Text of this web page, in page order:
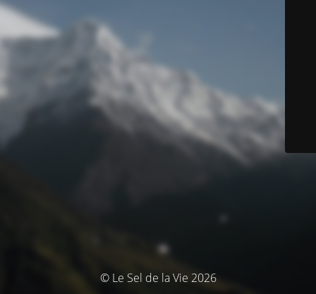
© Le Sel de la Vie 2026